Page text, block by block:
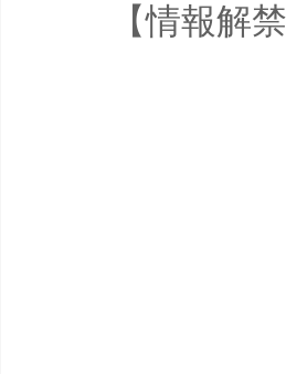
【情報解